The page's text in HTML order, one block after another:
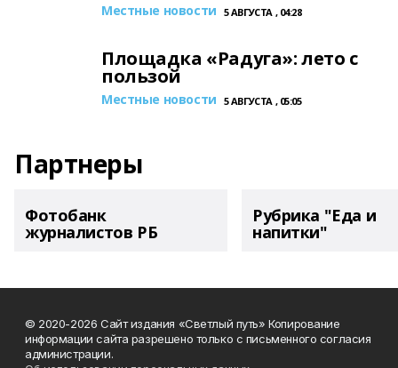
Местные новости 5 АВГУСТА , 04:28
Площадка «Радуга»: лето с
пользой
Местные новости 5 АВГУСТА , 05:05
Партнеры
Фотобанк
журналистов РБ
Рубрика "Еда и
напитки"
© 2020-2026 Сайт издания «Светлый путь» Копирование
информации сайта разрешено только с письменного согласия
администрации.